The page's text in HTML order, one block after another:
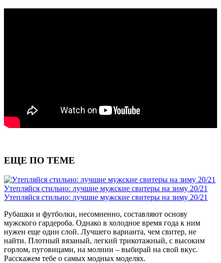
ЕЩЕ ПО ТЕМЕ
Утепляйся стильно: лучшие мужские свитеры на зиму 20/21
Утепляйся стильно: лучшие мужские свитеры на зиму 20/21
Рубашки и футболки, несомненно, составляют основу
мужского гардероба. Однако в холодное время года к ним
нужен еще один слой. Лучшего варианта, чем свитер, не
найти. Плотный вязаный, легкий трикотажный, с высоким
горлом, пуговицами, на молнии – выбирай на свой вкус.
Расскажем тебе о самых модных моделях.